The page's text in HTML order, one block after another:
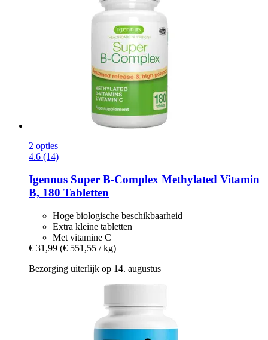
2 opties
4.6 (14)
Igennus Super B-​Complex Methylated Vitamin
B, 180 Tabletten
Hoge biologische beschikbaarheid
Extra kleine tabletten
Met vitamine C
€ 31,99 (€ 551,55 / kg)
Bezorging uiterlijk op 14. augustus